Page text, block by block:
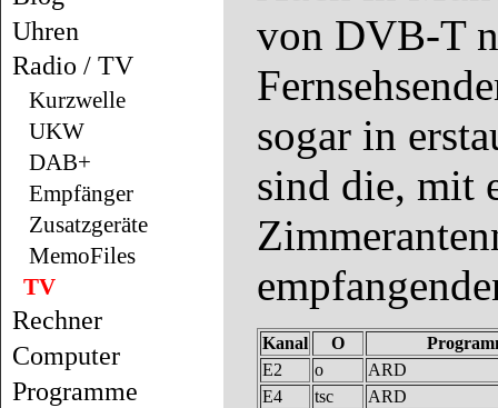
Uhren
Radio / TV
Kurzwelle
UKW
DAB+
Empfänger
Zusatzgeräte
MemoFiles
TV
Rechner
Computer
Programme
von DVB-T
sogar in
sind die, mit
Kanal O
E2
o
ARD
E4
tsc
ARD